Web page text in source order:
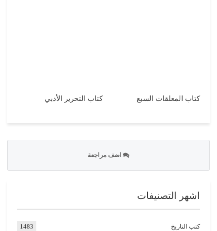
كتاب المعلقات السبع كتاب التحرير الأدبي
اضف مراجعة
اشهر التصنيفات
كتب التاريخ 1483